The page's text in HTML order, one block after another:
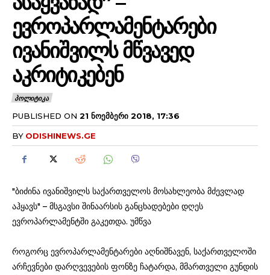
ᲔᲕᲠᲝᲞᲐᲠᲚᲐᲛᲔᲜᲢᲐᲠᲔᲑᲘ
ᲘᲕᲐᲜᲘᲨᲕᲘᲚᲡ ᲛᲬᲕᲐᲕᲔᲓ
ᲐᲙᲠᲘᲢᲘᲙᲔᲑᲔᲜ
ᲞᲝᲚᲘᲢᲘᲙᲐ
PUBLISHED ON 21 ᲜᲝᲔᲛᲑᲔᲠᲘ 2018, 17:36
BY ODISHINEWS.GE
"ბიძინა ივანიშვილს საქართველოს მოსახლეობა მძევლად
აჰყავს" – მსგავსი შინაარსის განცხადებები დღეს
ევროპარლამენტში გაკეთდა. უმწვა
როგორც ევროპარლამენტარები აღნიშნავენ, საქართველოში
არჩევნები დარღვევების ფონზე ჩატარდა, მმართველი გუნდის